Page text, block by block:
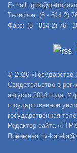
E-mail:
Телефон: (8 - 814 2)
Факс: (8 - 814 2) 76 -
© 2026
Свидетельство о
августа 2014 года.
государственное
государственная
Редактор сайта
Приемная: tv-